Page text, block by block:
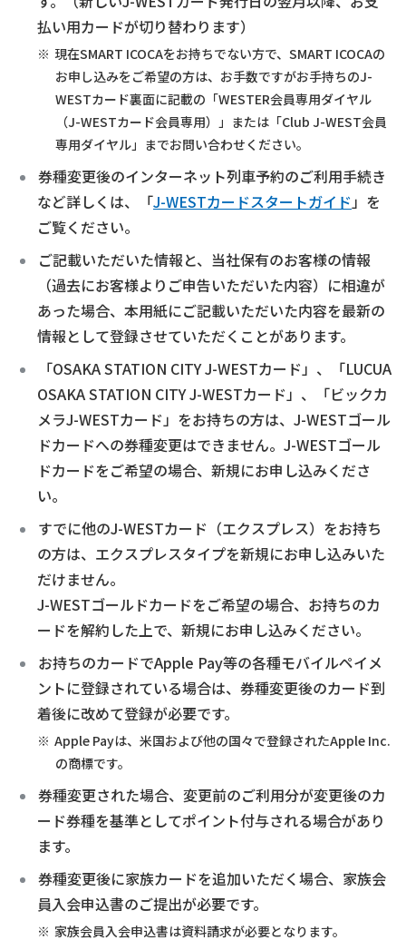
払い用カードが切り替わります）
現在SMART ICOCAをお持ちでない方で、SMART ICOCAの
お申し込みをご希望の方は、お手数ですがお手持ちのJ-
WESTカード裏面に記載の「WESTER会員専用ダイヤル
（J-WESTカード会員専用）」または「Club J-WEST会員
専用ダイヤル」までお問い合わせください。
券種変更後のインターネット列車予約のご利用手続き
など詳しくは、「J-WESTカードスタートガイド」を
ご覧ください。
ご記載いただいた情報と、当社保有のお客様の情報
（過去にお客様よりご申告いただいた内容）に相違が
あった場合、本用紙にご記載いただいた内容を最新の
情報として登録させていただくことがあります。
「OSAKA STATION CITY J-WESTカード」、「LUCUA
OSAKA STATION CITY J-WESTカード」、「ビックカ
メラJ-WESTカード」をお持ちの方は、J-WESTゴール
ドカードへの券種変更はできません。J-WESTゴール
ドカードをご希望の場合、新規にお申し込みくださ
い。
すでに他のJ-WESTカード（エクスプレス）をお持ち
の方は、エクスプレスタイプを新規にお申し込みいた
だけません。
J-WESTゴールドカードをご希望の場合、お持ちのカ
ードを解約した上で、新規にお申し込みください。
お持ちのカードでApple Pay等の各種モバイルペイメ
ントに登録されている場合は、券種変更後のカード到
着後に改めて登録が必要です。
Apple Payは、米国および他の国々で登録されたApple Inc.
の商標です。
券種変更された場合、変更前のご利用分が変更後のカ
ード券種を基準としてポイント付与される場合があり
ます。
券種変更後に家族カードを追加いただく場合、家族会
員入会申込書のご提出が必要です。
家族会員入会申込書は資料請求が必要となります。